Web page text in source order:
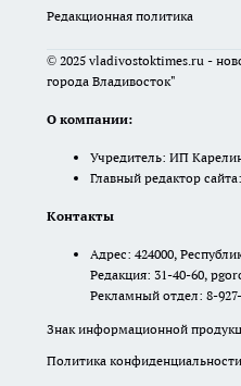
Редакционная политика
© 2025 vladivostoktimes.ru -
города Владивосток"
О компании:
Учредитель: ИП
Главный редактор
Контакты
Адрес: 424000,
Редакция: 31-40-60,
Рекламный отдел: 8-
Знак информационной
Политика